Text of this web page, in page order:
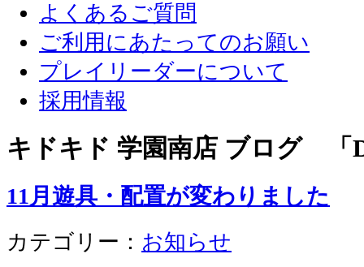
よくあるご質問
ご利用にあたってのお願い
プレイリーダーについて
採用情報
キドキド 学園南店 ブログ 「
11月遊具・配置が変わりました
カテゴリー： お知らせ